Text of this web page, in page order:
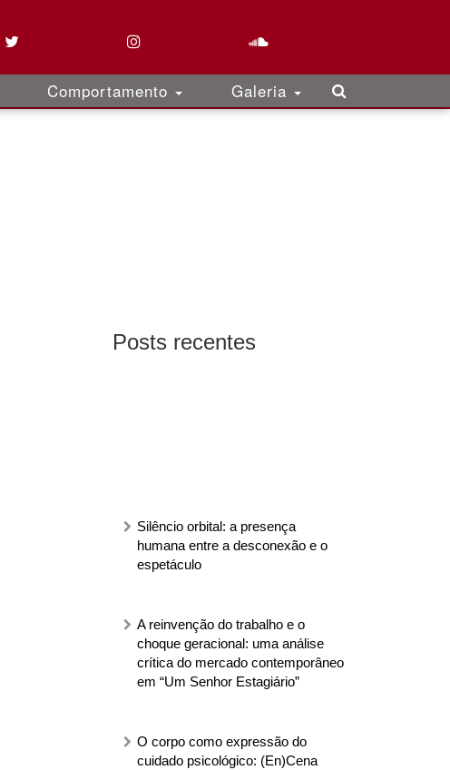
Comportamento Galeria
Posts recentes
Silêncio orbital: a presença
humana entre a desconexão e o
espetáculo
A reinvenção do trabalho e o
choque geracional: uma análise
crítica do mercado contemporâneo
em “Um Senhor Estagiário”
O corpo como expressão do
cuidado psicológico: (En)Cena